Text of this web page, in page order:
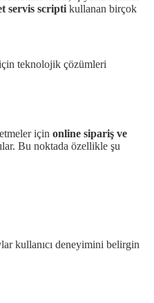
servis scripti kullanan birçok
teknolojik çözümleri
için online sipariş ve
Bu noktada özellikle şu
kullanıcı deneyimini belirgin